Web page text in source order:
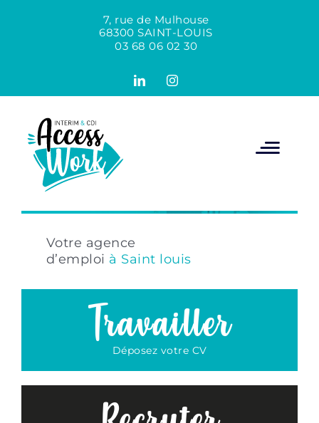
7, rue de Mulhouse
68300 SAINT-LOUIS
03 68 06 02 30
LinkedInInstagram
Votre agence
d’emploi à Saint louis
Travailler
Déposez votre CV